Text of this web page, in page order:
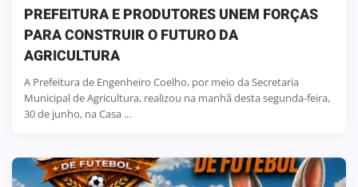
PREFEITURA E PRODUTORES UNEM FORÇAS
PARA CONSTRUIR O FUTURO DA
AGRICULTURA
A Prefeitura de Engenheiro Coelho, por meio da Secretaria
Municipal de Agricultura, realizou na manhã desta segunda-feira,
30 de junho, na Casa ...